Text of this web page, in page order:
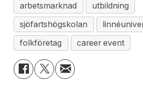
arbetsmarknad
utbildning
sjöfartshögskolan
folkföretag
career event